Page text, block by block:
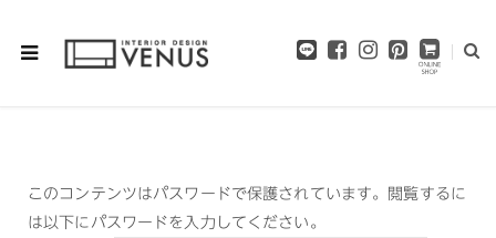
F
o
k
I
a
P
e
s
このコンテンツはパスワードで保護されています。閲覧するに
は以下にパスワードを入力してください。